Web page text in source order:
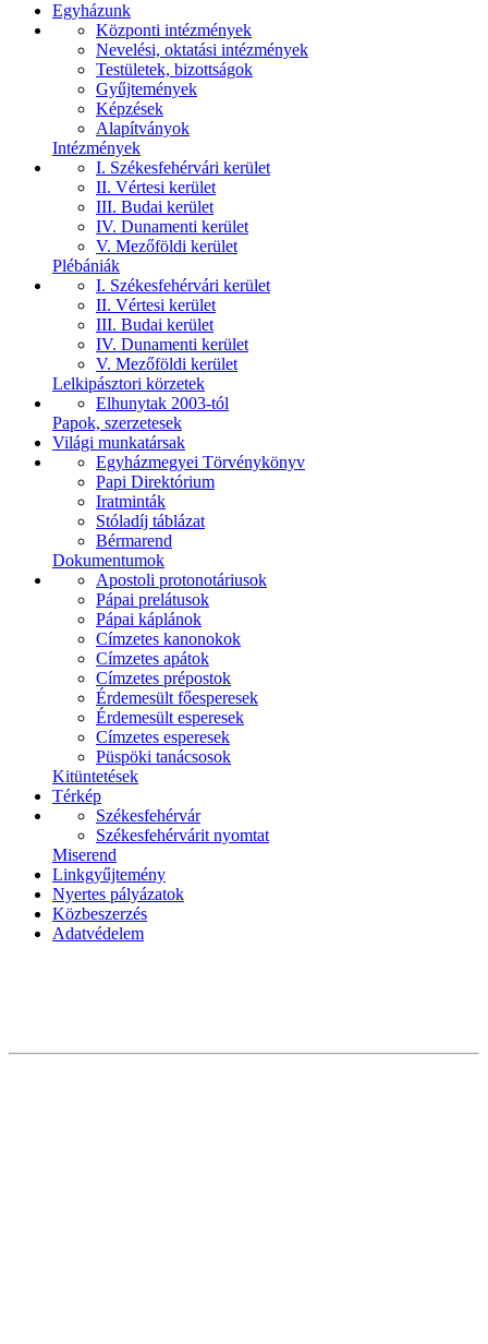
Egyházunk
Központi intézmények
Nevelési, oktatási intézmények
Testületek, bizottságok
Gyűjtemények
Képzések
Alapítványok
Intézmények
I. Székesfehérvári kerület
II. Vértesi kerület
III. Budai kerület
IV. Dunamenti kerület
V. Mezőföldi kerület
Plébániák
I. Székesfehérvári kerület
II. Vértesi kerület
III. Budai kerület
IV. Dunamenti kerület
V. Mezőföldi kerület
Lelkipásztori körzetek
Elhunytak 2003-tól
Papok, szerzetesek
Világi munkatársak
Egyházmegyei Törvénykönyv
Papi Direktórium
Iratminták
Stóladíj táblázat
Bérmarend
Dokumentumok
Apostoli protonotáriusok
Pápai prelátusok
Pápai káplánok
Címzetes kanonokok
Címzetes apátok
Címzetes prépostok
Érdemesült főesperesek
Érdemesült esperesek
Címzetes esperesek
Püspöki tanácsosok
Kitüntetések
Térkép
Székesfehérvár
Székesfehérvárit nyomtat
Miserend
Linkgyűjtemény
Nyertes pályázatok
Közbeszerzés
Adatvédelem